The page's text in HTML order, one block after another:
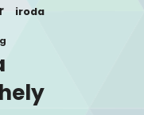
iroda